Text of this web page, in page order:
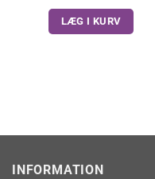
LÆG I KURV
INFORMATION